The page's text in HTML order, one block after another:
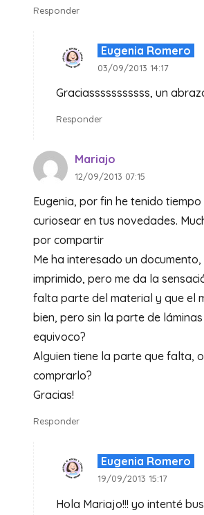
Responder
Eugenia Romero
03/09/2013 14:17
Graciasssssssssss, un
Responder
Mariajo
12/09/2013 07:15
Eugenia, por fin he tenido
curiosear en tus novedades.
por compartir
Me ha interesado un documento,
imprimido, pero me da la
falta parte del material y que el
bien, pero sin la parte de
equivoco?
Alguien tiene la parte que falta,
comprarlo?
Gracias!
Responder
Eugenia Romero
19/09/2013 15:17
Hola Mariajo!!! yo intenté